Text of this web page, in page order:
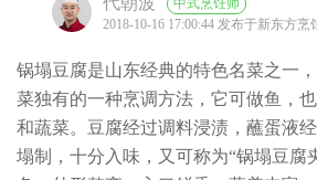
中式烹饪师
2018-10-16 17:00:44 发布于新东方烹
锅塌豆腐是山东经典的特色名菜之一
菜独有的一种烹调方法，它可做鱼，
和蔬菜。豆腐经过调料浸渍，蘸蛋液
塌制，十分入味，又可称为“锅塌豆腐